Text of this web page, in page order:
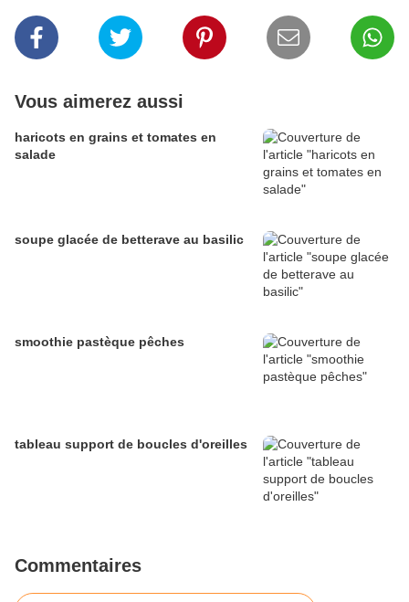
Vous aimerez aussi
haricots en grains et tomates en
salade
soupe glacée de betterave au basilic
smoothie pastèque pêches
tableau support de boucles d'oreilles
Commentaires